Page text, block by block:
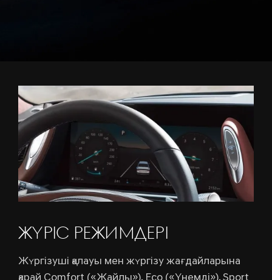
ЖҮРІС РЕЖИМДЕРІ
Жүргізуші қалауы мен жүргізу жағдайларына
қарай Comfort («Жайлы»), Eco («Үнемді»), Sport